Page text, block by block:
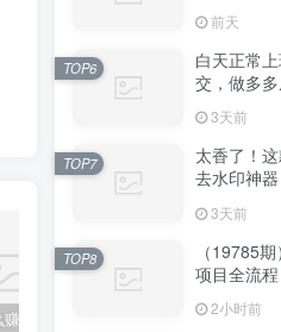
国学遇上AI！3分钟让国学视频破10万播放
支持磁盘
2M大小体
管家
前天
白天正常
交，做多
3W稳定被
3天前
TOP6
太香了！
去水印神
器拓展插件
3天前
TOP7
（19785
项目全流
布×私域引
2小时前
TOP8